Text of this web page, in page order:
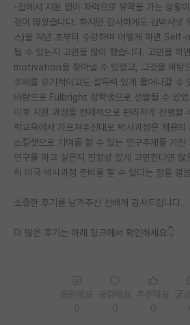
-집에서 지원 없이 자력으로 유학을 가는 상황
정이 많았습니다. 하지만 감사하게도 김박사넷
스)을 작년 초부터 수강하며 어떻게 하면
될 수 있는지 고민을 많이 했습니다. 고민을 하
motivation을 찾아낼 수 있었고, 그것을 바탕
주제를 유기적이고도 설득력 있게 풀어나갈 수
바탕으로 Fulbright 장학생으로 선발될 수 있
이후 지원 과정을 전체적으로 편리하게 진행할
학교육에서 가르쳐주신대로 박사과정은 채용
스킬셋으로 기여를 할 수 있는 연구주제를 가
연구를 하고 싶은지 진정성 있게 고민한다면
히 미국 박사과정 준비를 할 수 있다는 점을 말
소중한 후기를 남겨주신 선배께 감사드립니다.
더 많은 후기는 아래 링크에서 확인하세요👇